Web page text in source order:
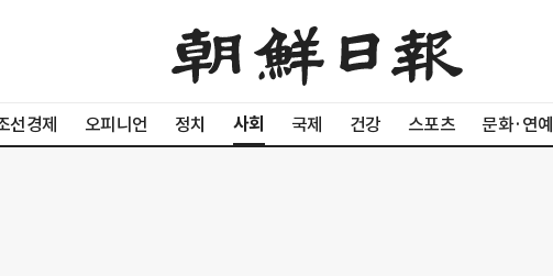
선경제 오피니언 정치 사회 국제 건강 스포츠 문화·연예